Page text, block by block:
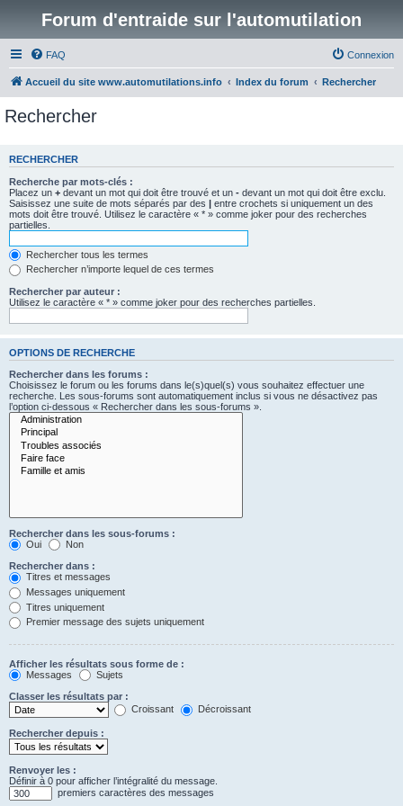
Forum d'entraide sur l'automutilation
FAQ Connexion
Accueil du site www.automutilations.info Index du forum Rechercher
Rechercher
RECHERCHER
Recherche par mots-clés :
Placez un + devant un mot qui doit être trouvé et un - devant un mot qui doit être exclu.
Saisissez une suite de mots séparés par des | entre crochets si uniquement un des
mots doit être trouvé. Utilisez le caractère « * » comme joker pour des recherches
partielles.
Rechercher tous les termes
Rechercher n’importe lequel de ces termes
Rechercher par auteur :
Utilisez le caractère « * » comme joker pour des recherches partielles.
OPTIONS DE RECHERCHE
Rechercher dans les forums :
Choisissez le forum ou les forums dans le(s)quel(s) vous souhaitez effectuer une
recherche. Les sous-forums sont automatiquement inclus si vous ne désactivez pas
l’option ci-dessous « Rechercher dans les sous-forums ».
Rechercher dans les sous-forums :
Oui
Non
Rechercher dans :
Titres et messages
Messages uniquement
Titres uniquement
Premier message des sujets uniquement
Afficher les résultats sous forme de :
Messages
Sujets
Classer les résultats par :
Croissant
Décroissant
Rechercher depuis :
Renvoyer les :
Définir à 0 pour afficher l’intégralité du message.
premiers caractères des messages